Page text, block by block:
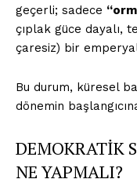
geçerli; sadece
çıplak güce dayalı,
çaresiz) bir
Bu durum, küresel
dönemin
DEMOKRATİK
NE YAPMALI?